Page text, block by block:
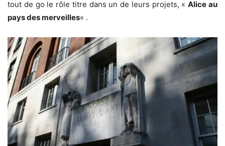
tout de go le rôle titre dans un de leurs projets, «Alice au
pays des merveilles« .